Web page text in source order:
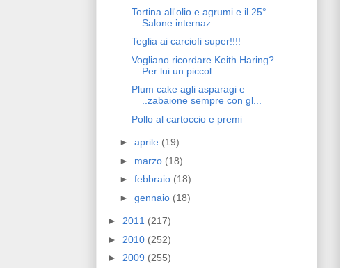
Tortina all'olio e agrumi e il 25°
Salone internaz...
Teglia ai carciofi super!!!!
Vogliano ricordare Keith Haring?
Per lui un piccol...
Plum cake agli asparagi e
..zabaione sempre con gl...
Pollo al cartoccio e premi
► aprile (19)
► marzo (18)
► febbraio (18)
► gennaio (18)
► 2011 (217)
► 2010 (252)
► 2009 (255)